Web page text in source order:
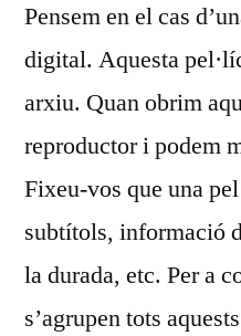
Pensem en el cas
digital. Aquesta
arxiu. Quan obrim
reproductor i podem
Fixeu-vos que una
subtítols, informació
la durada, etc. Per a
s’agrupen tots